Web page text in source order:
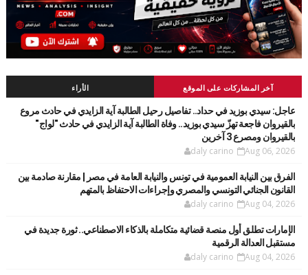
آخر المشاركات على الموقع الأراء
عاجل: سيدي بوزيد في حداد.. تفاصيل رحيل الطالبة آية الزايدي في حادث مروع
بالقيروان فاجعة تهزّ سيدي بوزيد.. وفاة الطالبة آية الزايدي في حادث "لواج"
بالقيروان ومصرع 3 آخرين
daly carino Aug 06, 2026
الفرق بين النيابة العمومية في تونس والنيابة العامة في مصر | مقارنة صادمة بين
القانون الجنائي التونسي والمصري وإجراءات الاحتفاظ بالمتهم
daly carino Aug 04, 2026
الإمارات تطلق أول منصة قضائية متكاملة بالذكاء الاصطناعي.. ثورة جديدة في
مستقبل العدالة الرقمية
daly carino Aug 04, 2026